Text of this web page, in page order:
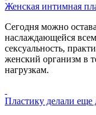
Женская интимная
Сегодня можно
наслаждающейся
сексуальность,
женский организм в
нагрузкам.
Пластику делали